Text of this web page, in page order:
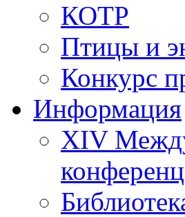
КОТР
Птицы и
Конкурс
Информация
XIV